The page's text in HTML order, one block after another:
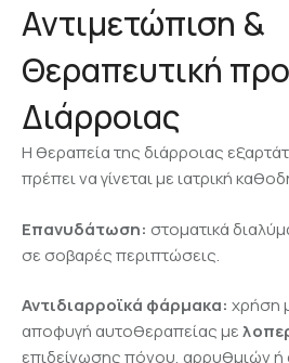
Αντιμετώπιση &
Θεραπευτική
Διάρροιας
Η θεραπεία της διάρροιας
πρέπει να γίνεται με ιατρική
Επανυδάτωση: στοματικά
σε σοβαρές περιπτώσεις.
Αντιδιαρροϊκά φάρμακα: χρήση
αποφυγή αυτοθεραπείας με
επιδείνωσης πόνου, αρρυθμιών ή